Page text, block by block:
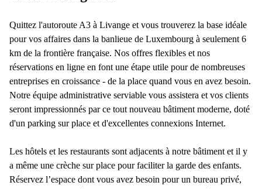
Quittez l'autoroute A3 à Livange et vous trouverez la base idéale
pour vos affaires dans la banlieue de Luxembourg à seulement 6
km de la frontière française. Nos offres flexibles et nos
réservations en ligne en font une étape utile pour de nombreuses
entreprises en croissance - de la place quand vous en avez besoin.
Notre équipe administrative serviable vous assistera et vos clients
seront impressionnés par ce tout nouveau bâtiment moderne, doté
d'un parking sur place et d'excellentes connexions Internet.
Les hôtels et les restaurants sont adjacents à notre bâtiment et il y
a même une crèche sur place pour faciliter la garde des enfants.
Réservez l’espace dont vous avez besoin pour un bureau privé,